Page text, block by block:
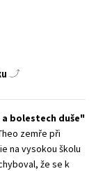
bolestech duše
zemře při
na vysokou školu
že se k